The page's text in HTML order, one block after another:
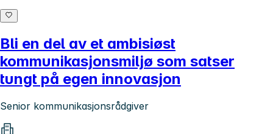
Bli en del av et ambisiøst
kommunikasjonsmiljø som satser
tungt på egen innovasjon
Senior kommunikasjonsrådgiver